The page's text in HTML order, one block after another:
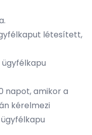
létesített,
ügyfélkapu
napot, amikor a
kérelmezi